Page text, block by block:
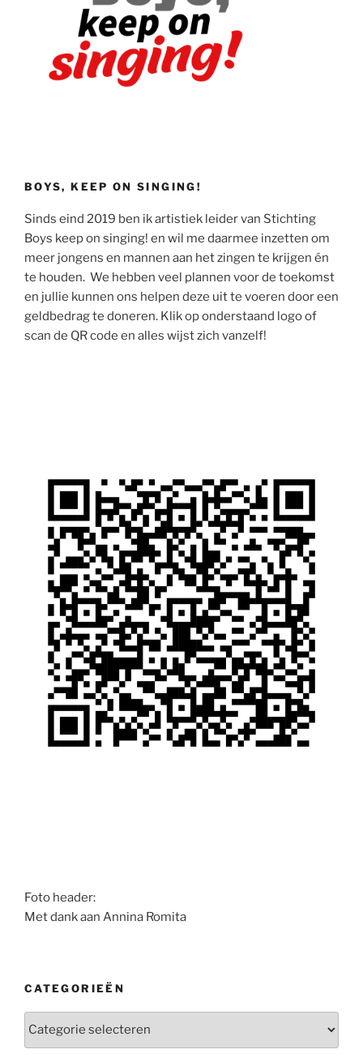
BOYS, KEEP ON SINGING!
Sinds eind 2019 ben ik artistiek leider van Stichting
Boys keep on singing! en wil me daarmee inzetten om
meer jongens en mannen aan het zingen te krijgen én
te houden. We hebben veel plannen voor de toekomst
en jullie kunnen ons helpen deze uit te voeren door een
geldbedrag te doneren. Klik op onderstaand logo of
scan de QR code en alles wijst zich vanzelf!
Foto header:
Met dank aan Annina Romita
CATEGORIEËN
Categorieën